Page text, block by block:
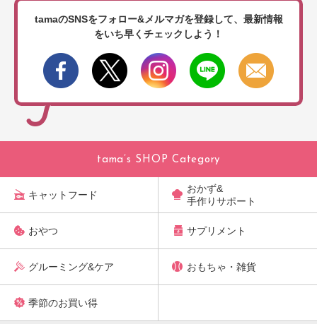
tamaのSNSをフォロー&メルマガを登録して、 最新情報
をいち早くチェックしよう！
tama’s SHOP Category
キャットフード
おかず&
手作りサポート
おやつ サプリメント
グルーミング&ケア おもちゃ・雑貨
季節のお買い得